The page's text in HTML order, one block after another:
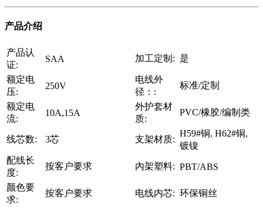
产品介绍
产品认
证:
SAA 加工定制: 是
额定电
压:
250V
电线外
径：:
标准/定制
额定电
流:
10A,15A
外护套材
质:
PVC/橡胶/编制类
线芯数: 3芯 支架材质:
H59#铜, H62#铜,
镀镍
配线长
度:
按客户要求 內架塑料: PBT/ABS
颜色要
求:
按客户要求 电线内芯: 环保铜丝